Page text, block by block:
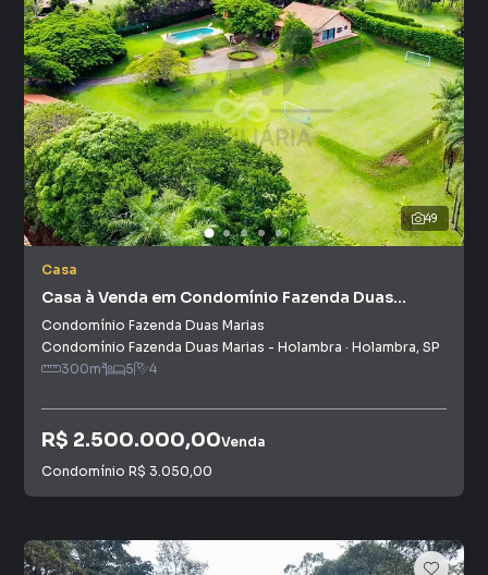
49
Casa
Casa à Venda em Condomínio Fazenda Duas
Marias
Condomínio Fazenda Duas Marias
Condomínio Fazenda Duas Marias - Holambra · Holambra, SP
300m² 5 4
R$ 2.500.000,00Venda
Condomínio R$ 3.050,00